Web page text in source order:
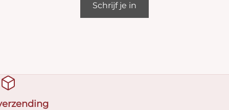
Schrijf je in